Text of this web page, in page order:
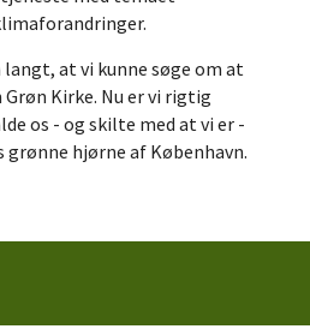
langt, at vi kunne søge om at
Kirke. Nu er vi rigtig
os - og skilte med at vi er -
grønne hjørne af København.